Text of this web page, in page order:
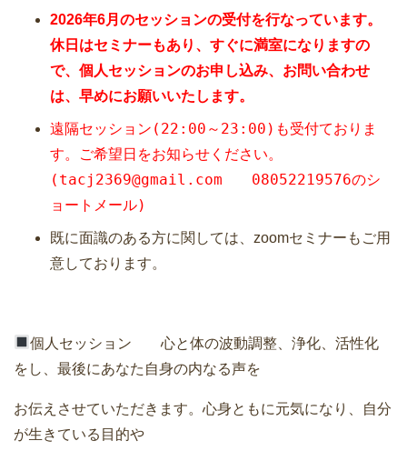
2026年6月のセッションの受付を行なっています。
休日はセミナーもあり、すぐに満室になりますの
で、個人セッションのお申し込み、お問い合わせ
は、早めにお願いいたします。
遠隔セッション(22:00～23:00)も受付ておりま
す。
ご希望日をお知らせください。
(tacj2369@gmail.com 08052219576のシ
ョートメール)
既に面識のある方に関しては、zoomセミナーもご用
意しております。
個人セッション 心と体の波動調整、浄化、活性化
をし、最後にあなた自身の内なる声を
お伝えさせていただきます。心身ともに元気になり、自分
が生きている目的や